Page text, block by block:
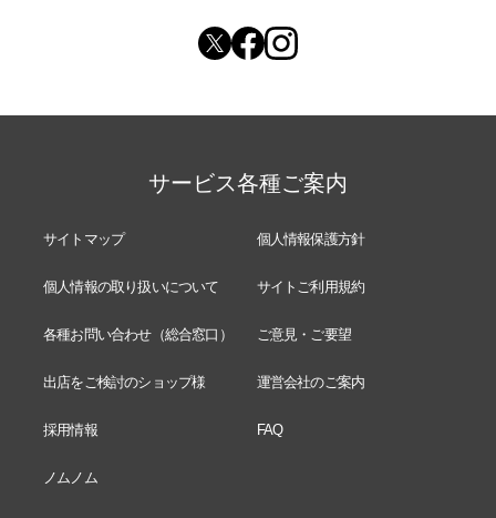
サービス各種ご案内
サイトマップ 個人情報保護方針
個人情報の取り扱いについて サイトご利用規約
各種お問い合わせ（総合窓口） ご意見・ご要望
出店をご検討のショップ様 運営会社のご案内
採用情報 FAQ
ノムノム